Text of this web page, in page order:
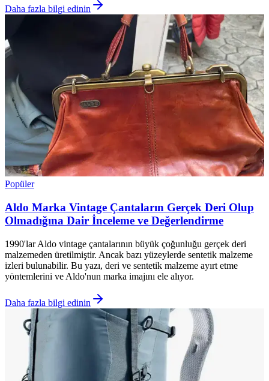
Daha fazla bilgi edinin
Popüler
Aldo Marka Vintage Çantaların Gerçek Deri Olup
Olmadığına Dair İnceleme ve Değerlendirme
1990'lar Aldo vintage çantalarının büyük çoğunluğu gerçek deri
malzemeden üretilmiştir. Ancak bazı yüzeylerde sentetik malzeme
izleri bulunabilir. Bu yazı, deri ve sentetik malzeme ayırt etme
yöntemlerini ve Aldo'nun marka imajını ele alıyor.
Daha fazla bilgi edinin